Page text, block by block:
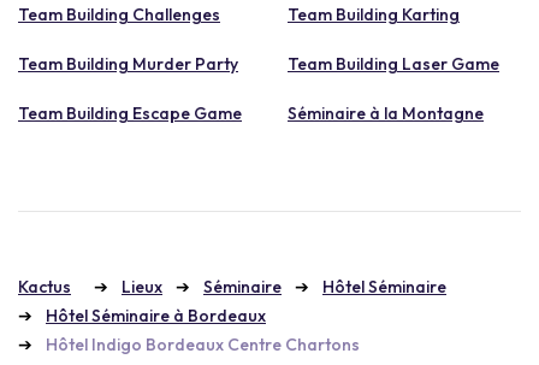
Team Building Challenges Team Building Karting
Team Building Murder Party Team Building Laser Game
Team Building Escape Game Séminaire à la Montagne
Kactus Lieux Séminaire
Hôtel Séminaire
Hôtel Séminaire à Bordeaux
Hôtel Indigo Bordeaux Centre Chartons